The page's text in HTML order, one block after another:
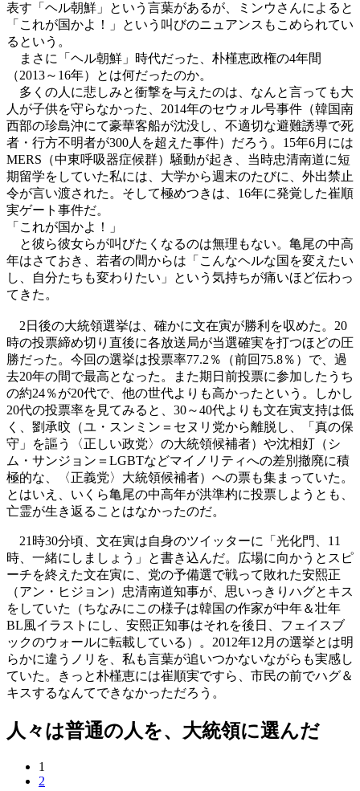
表す「ヘル朝鮮」という言葉があるが、ミンウさんによると
「これが国かよ！」という叫びのニュアンスもこめられてい
るという。
まさに「ヘル朝鮮」時代だった、朴槿恵政権の4年間
（2013～16年）とは何だったのか。
多くの人に悲しみと衝撃を与えたのは、なんと言っても大
人が子供を守らなかった、2014年のセウォル号事件（韓国南
西部の珍島沖にて豪華客船が沈没し、不適切な避難誘導で死
者・行方不明者が300人を超えた事件）だろう。15年6月には
MERS（中東呼吸器症候群）騒動が起き、当時忠清南道に短
期留学をしていた私には、大学から週末のたびに、外出禁止
令が言い渡された。そして極めつきは、16年に発覚した崔順
実ゲート事件だ。
「これが国かよ！」
と彼ら彼女らが叫びたくなるのは無理もない。亀尾の中高
年はさておき、若者の間からは「こんなヘルな国を変えたい
し、自分たちも変わりたい」という気持ちが痛いほど伝わっ
てきた。
2日後の大統領選挙は、確かに文在寅が勝利を収めた。20
時の投票締め切り直後に各放送局が当選確実を打つほどの圧
勝だった。今回の選挙は投票率77.2％（前回75.8％）で、過
去20年の間で最高となった。また期日前投票に参加したうち
の約24％が20代で、他の世代よりも高かったという。しかし
20代の投票率を見てみると、30～40代よりも文在寅支持は低
く、劉承旼（ユ・スンミン＝セヌリ党から離脱し、「真の保
守」を謳う〈正しい政党〉の大統領候補者）や沈相奵（シ
ム・サンジョン＝LGBTなどマイノリティへの差別撤廃に積
極的な、〈正義党〉大統領候補者）への票も集まっていた。
とはいえ、いくら亀尾の中高年が洪準杓に投票しようとも、
亡霊が生き返ることはなかったのだ。
21時30分頃、文在寅は自身のツイッターに「光化門、11
時、一緒にしましょう」と書き込んだ。広場に向かうとスピ
ーチを終えた文在寅に、党の予備選で戦って敗れた安熙正
（アン・ヒジョン）忠清南道知事が、思いっきりハグとキス
をしていた（ちなみにこの様子は韓国の作家が中年＆壮年
BL風イラストにし、安熙正知事はそれを後日、フェイスブ
ックのウォールに転載している）。2012年12月の選挙とは明
らかに違うノリを、私も言葉が追いつかないながらも実感し
ていた。きっと朴槿恵には崔順実ですら、市民の前でハグ＆
キスするなんてできなかっただろう。
人々は普通の人を、大統領に選んだ
1
2